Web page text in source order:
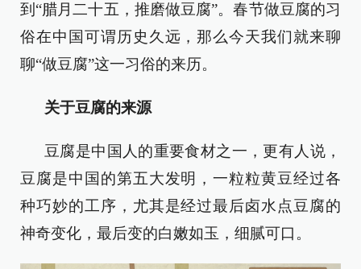
到“腊月二十五，推磨做豆腐”。春节做豆腐的习
俗在中国可谓历史久远，那么今天我们就来聊
聊“做豆腐”这一习俗的来历。
关于豆腐的来源
豆腐是中国人的重要食材之一，更有人说，
豆腐是中国的第五大发明，一粒粒黄豆经过各
种巧妙的工序，尤其是经过最后卤水点豆腐的
神奇变化，最后变的白嫩如玉，细腻可口。